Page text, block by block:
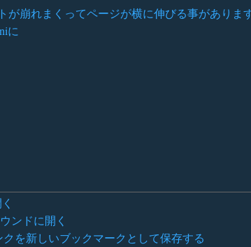
崩れまくってページが横に伸びる事がありま
に
ンドに開く
を新しいブックマークとして保存する